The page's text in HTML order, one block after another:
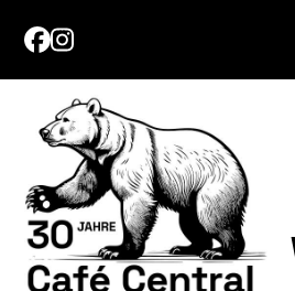
content
Facebook
Instagram